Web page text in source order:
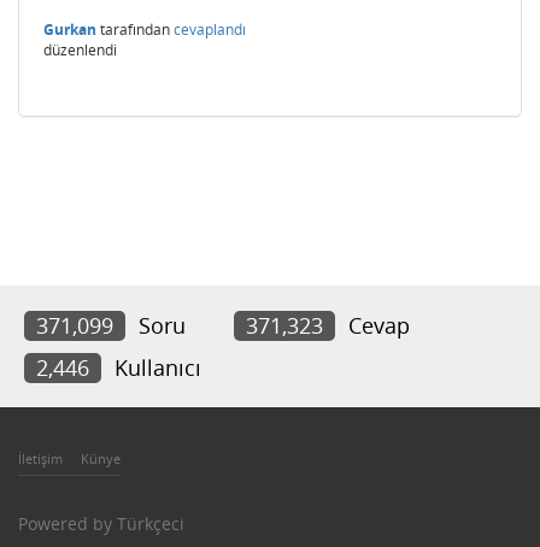
Gurkan tarafındancevaplandı
düzenlendi
371,099 Soru 371,323
Cevap
2,446
Kullanıcı
İletişim Künye
Powered by Türkçeci